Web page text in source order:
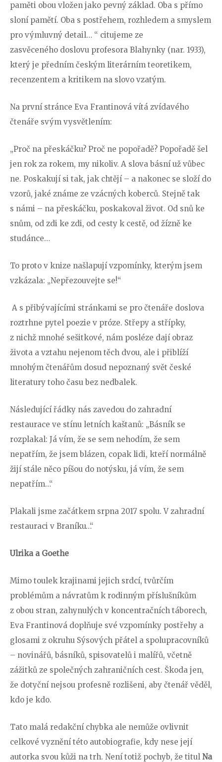
paměti obou vložen jako pevný základ. Oba s přímo
sloní pamětí. Oba s postřehem, rozhledem a smyslem
pro výmluvný detail… “ citujeme ze
zasvěceného doslovu profesora Blahynky (nar. 1933),
který je předním českým literárním teoretikem,
recenzentem a kritikem na slovo vzatým.
Na první stránce Eva Frantinová vítá zvídavého
čtenáře svým vysvětlením:
„Proč na přeskáčku? Proč ne popořadě? Popořadě šel
jen rok za rokem, my nikoliv. A slova básní už vůbec
ne. Poskakují si tak, jak chtějí – a nakonec se složí do
vzorů, jaké známe ze vzácných koberců. Stejně tak
s námi – na přeskáčku, poskakoval život. Od snů ke
snům, od zdi ke zdi, od cesty k cestě, od žízně ke
studánce…
To proto v knize našlapují vzpomínky, kterým jsem
vzkázala: „Nepřezouvejte se!“
A s přibývajícími stránkami se pro čtenáře doslova
roztrhne pytel poezie v próze. Střepy a střípky,
z nichž mnohé sešitkové, nám posléze dají obraz
života a vztahu nejenom těch dvou, ale i přiblíží
mnohým čtenářům dosud nepoznaný svět české
literatury toho času bez nedbalek.
Následující řádky nás zavedou do zahradní
restaurace ve stínu letních kaštanů: „Básník se
rozplakal: Já vím, že se sem nehodím, že sem
nepatřím, že jsem blázen, copak lidi, kteří normálně
žijí stále něco píšou do notýsku, já vím, že sem
nepatřím…“
Plakali jsme začátkem srpna 2017 spolu. V zahradní
restauraci v Braníku…“
Ulrika a Goethe
Mimo toulek krajinami jejich srdcí, tvůrčím
problémům a návratům k rodinným příslušníkům
z obou stran, zahynulých v koncentračních táborech,
Eva Frantinová doplňuje své vzpomínky postřehy a
glosami z okruhu Sýsových přátel a spolupracovníků
– novinářů, básníků, spisovatelů i malířů, včetně
zážitků ze společných zahraničních cest. Škoda jen,
že dotyční nejsou profesně rozlišeni, aby čtenář věděl,
kdo je kdo.
Tato malá redakční chybka ale nemůže ovlivnit
celkové vyznění této autobiografie, kdy nese její
autorka svou kůži na trh. Není totiž pochyb, že titul Na